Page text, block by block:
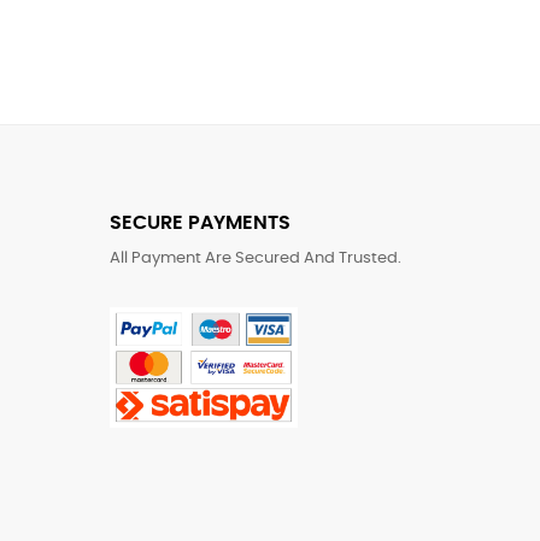
SECURE PAYMENTS
All Payment Are Secured And Trusted.